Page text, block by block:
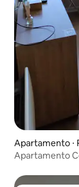
Apartamento ⋅
Apartamento